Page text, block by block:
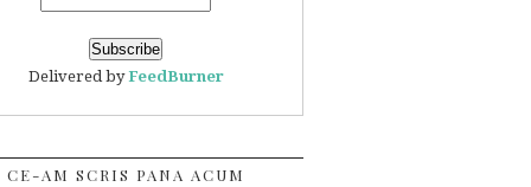
Delivered byFeedBurner
CE-AM SCRIS PANA ACUM